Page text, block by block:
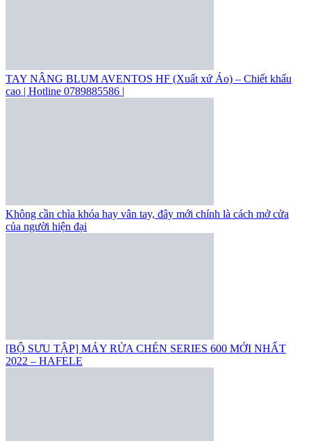
TAY NÂNG BLUM AVENTOS HF (Xuất xứ Áo) – Chiết khấu
cao | Hotline 0789885586 |
Không cần chìa khóa hay vân tay, đây mới chính là cách mở cửa
của người hiện đại
[BỘ SƯU TẬP] MÁY RỬA CHÉN SERIES 600 MỚI NHẤT
2022 – HAFELE